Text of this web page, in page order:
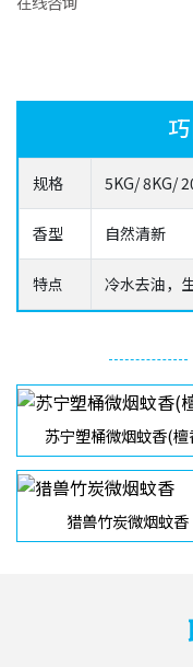
规格 5KG/ 8KG/
香型 自然清新
特点 冷水去油，
苏宁塑桶微烟蚊香(檀
猎兽竹炭微烟蚊香